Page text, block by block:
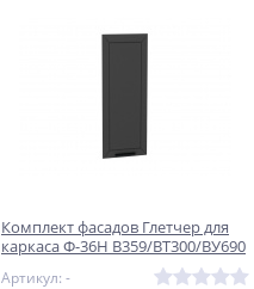
Комплект фасадов Глетчер для
каркаса Ф-36Н В359/ВТ300/ВУ690
916*346*16 Маренго Силк
Артикул: -